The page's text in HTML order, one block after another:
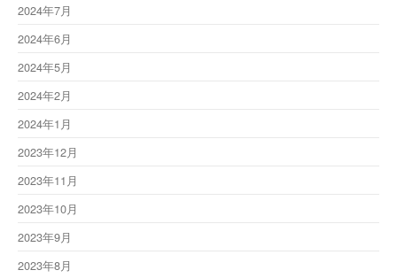
2024年7月
2024年6月
2024年5月
2024年2月
2024年1月
2023年12月
2023年11月
2023年10月
2023年9月
2023年8月